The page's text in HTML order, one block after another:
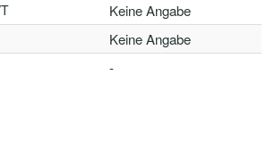
Keine Angabe
Keine Angabe
-